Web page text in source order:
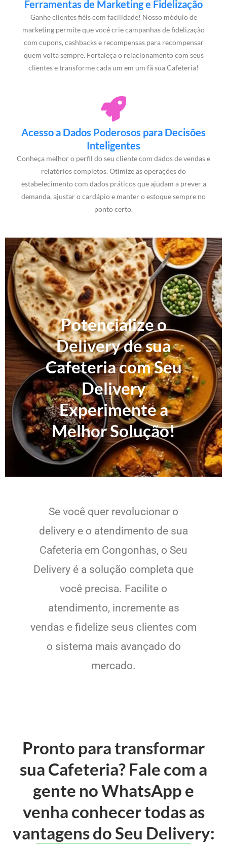
Ferramentas de Marketing e Fidelização
Ganhe clientes fiéis com facilidade! Nosso módulo de
marketing permite que você crie campanhas de fidelização
com cupons, cashbacks e recompensas para recompensar
quem volta sempre. Fortaleça o relacionamento com seus
clientes e transforme cada um em um fã sua Cafeteria!
Acesso a Dados Poderosos para Decisões
Inteligentes
Conheça melhor o perfil do seu cliente com dados de vendas e
relatórios completos. Otimize as operações do
estabelecimento com dados práticos que ajudam a prever a
demanda, ajustar o cardápio e manter o estoque sempre no
ponto certo.
Potencialize o
Delivery de sua
Cafeteria com Seu
Delivery
Experimente a
Melhor Solução!
Se você quer revolucionar o
delivery e o atendimento de sua
Cafeteria em Congonhas, o Seu
Delivery é a solução completa que
você precisa. Facilite o
atendimento, incremente as
vendas e fidelize seus clientes com
o sistema mais avançado do
mercado.
Pronto para transformar
sua Cafeteria? Fale com a
gente no WhatsApp e
venha conhecer todas as
vantagens do Seu Delivery: